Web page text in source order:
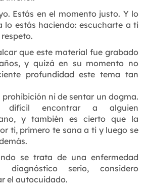
Estás en el momento justo. Y lo
lo estás haciendo: escucharte a ti
que este material fue grabado
y quizá en su momento no
profundidad este tema tan
ni de sentar un dogma.
encontrar a alguien
y también es cierto que la
ti, primero te sana a ti y luego se
se trata de una enfermedad
serio, considero
el autocuidado.